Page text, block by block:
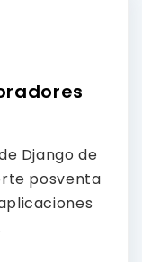
Django de
posventa